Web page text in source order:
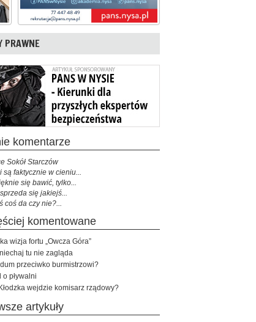
PRAWNE
komentarze
Sokół Starczów
są faktycznie w cieniu...
się bawić, tylko...
się jakiejś...
coś da czy nie?...
komentowane
wizja fortu „Owcza Góra”
tu nie zagląda
przeciwko burmistrzowi?
pływalni
wejdzie komisarz rządowy?
artykuły